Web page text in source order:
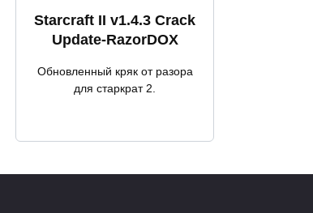
Starcraft II v1.4.3 Crack
Update-RazorDOX
Обновленный кряк от разора
для старкрат 2.